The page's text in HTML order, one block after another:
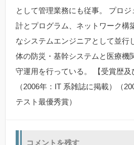
として管理業務にも従事。 プロ
計とプログラム、ネットワーク構
なシステムエンジニアとして並行
体の防災・基幹システムと医療機
守運用を行っている。 【受賞歴及
（2006年：IT 系雑誌に掲載）（
テスト最優秀賞）
コメントを残す